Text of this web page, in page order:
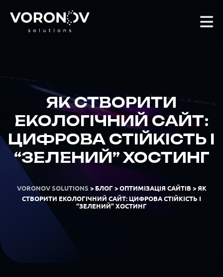
ЯК СТВОРИТИ
ЕКОЛОГІЧНИЙ САЙТ:
ЦИФРОВА СТІЙКІСТЬ І
“ЗЕЛЕНИЙ” ХОСТИНГ
VORONOV SOLUTIONS > БЛОГ>ОПТИМІЗАЦІЯ САЙТІВ> ЯК
СТВОРИТИ ЕКОЛОГІЧНИЙ САЙТ: ЦИФРОВА СТІЙКІСТЬ І
“ЗЕЛЕНИЙ” ХОСТИНГ